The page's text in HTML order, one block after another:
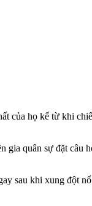
của họ kể từ khi
quân sự đặt câu
sau khi xung đột